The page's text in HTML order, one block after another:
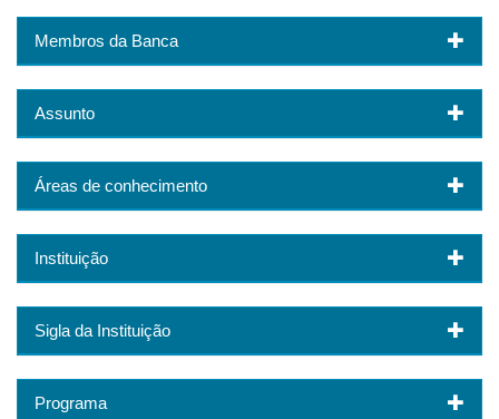
Membros da Banca
Assunto
Áreas de conhecimento
Instituição
Sigla da Instituição
Programa